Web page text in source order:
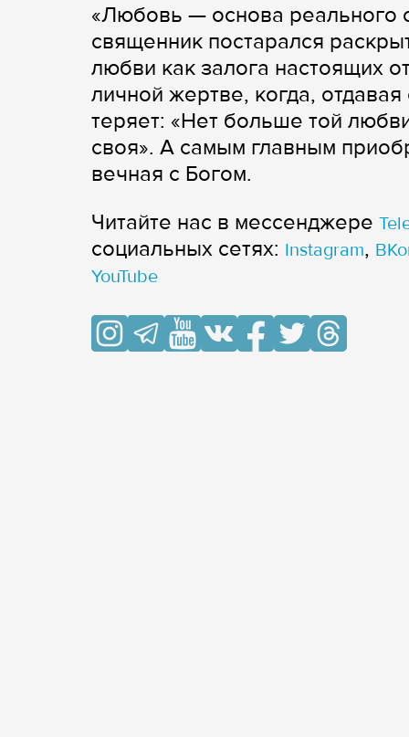
«Любовь — основа реального
священник постарался
любви как залога настоящих
личной жертве, когда,
теряет: «Нет больше той
своя». А самым главным
вечная с Богом.
Читайте нас в мессенджере
cоциальных сетях: Instagram,
YouTube